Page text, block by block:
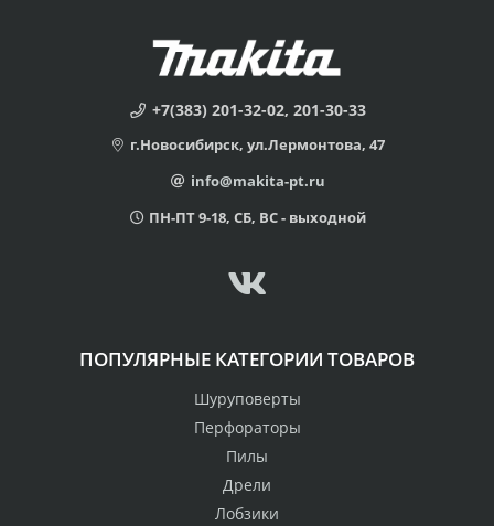
+7(383) 201-32-02, 201-30-33
г.Новосибирск, ул.Лермонтова, 47
info@makita-pt.ru
ПН-ПТ 9-18, СБ, ВС - выходной
ПОПУЛЯРНЫЕ КАТЕГОРИИ ТОВАРОВ
Шуруповерты
Перфораторы
Пилы
Дрели
Лобзики